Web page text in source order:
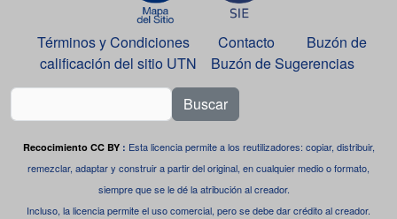
Términos y Condiciones Contacto
Buzón de
calificación del sitio UTN
Buzón de Sugerencias
Buscar
Recocimiento CC BY : Esta licencia permite a los reutilizadores: copiar, distribuir,
remezclar, adaptar y construir a partir del original, en cualquier medio o formato,
siempre que se le dé la atribución al creador.
Incluso, la licencia permite el uso comercial, pero se debe dar crédito al creador.